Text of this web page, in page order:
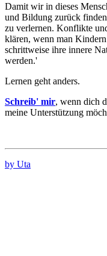
Damit wir in dieses
und Bildung zurück
zu verlernen. Konflikte
klären, wenn man
schrittweise ihre innere
werden.'
Lernen geht anders.
Schreib' mir, wenn dich
meine Unterstützung
by Uta